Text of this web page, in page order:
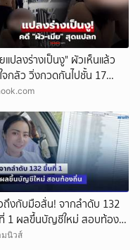
แปลงร่างเป็นงู" ผัวเห็นแล้ว
จกลัว วิ่งกวดกันไปชั้น 17
ผยบทสรุปคดีสุดแปลก!
ถึงกับมือสั่น! จากลำดับ 132
1 ผลขึ้นบัญชีใหม่ สอบท้อง
มนิวส์